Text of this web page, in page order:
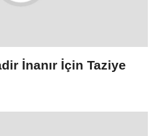
İnanır İçin Taziye